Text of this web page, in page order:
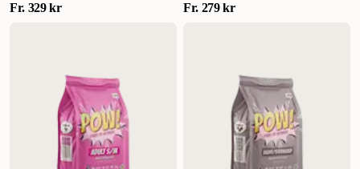
Fr. 329 kr Fr. 279 kr